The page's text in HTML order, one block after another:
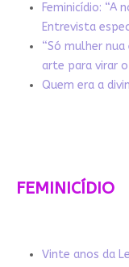
Feminicídio: “A
Entrevista
“Só mulher
arte para virar
Quem era a
FEMINICÍDIO
Vinte anos da